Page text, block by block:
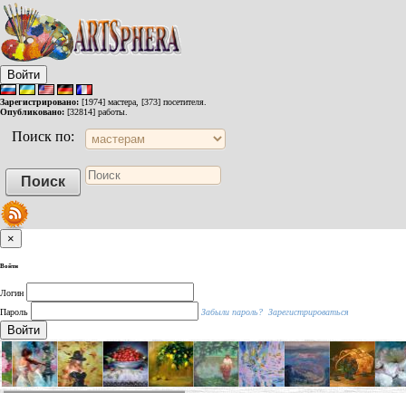
Войти
Зарегистрировано: [1974] мастера, [373] посетителя.
Опубликовано: [32814] работы.
Поиск по:
×
Войти
Логин
Пароль
Забыли пароль? Зарегистрироваться
Войти